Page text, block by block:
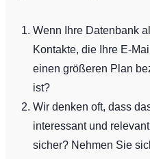
Wenn Ihre Datenbank
Kontakte, die Ihre E-
einen größeren Plan
ist?
Wir denken oft, dass
interessant und
sicher? Nehmen Sie